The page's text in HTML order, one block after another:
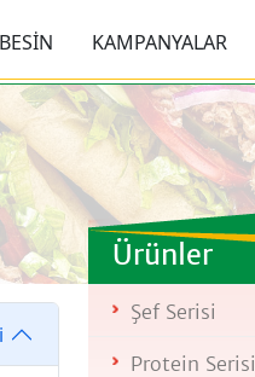
BESİN KAMPANYALAR
Ürünler
Şef Serisi
Protein Serisi